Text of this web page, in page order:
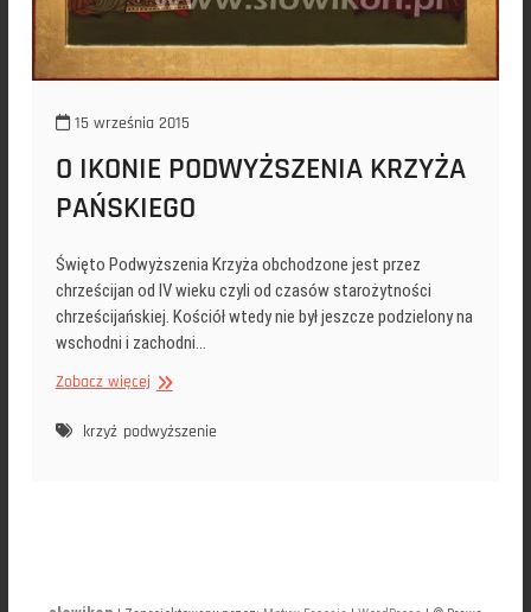
15 września 2015
O IKONIE PODWYŻSZENIA KRZYŻA
PAŃSKIEGO
Święto Podwyższenia Krzyża obchodzone jest przez
chrześcijan od IV wieku czyli od czasów starożytności
chrześcijańskiej. Kościół wtedy nie był jeszcze podzielony na
wschodni i zachodni…
Zobacz więcejO
PODWYŻSZENIA
krzyż podwyższenie